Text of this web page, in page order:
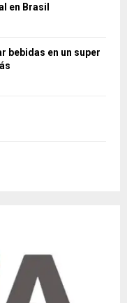
en Brasil
bebidas en un super